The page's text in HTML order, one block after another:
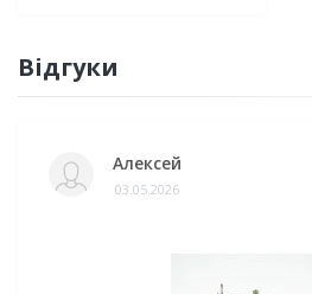
Відгуки
Алексей
03.05.2026